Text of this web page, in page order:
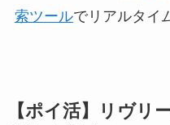
索ツールでリアルタイ
【ポイ活】リヴリ